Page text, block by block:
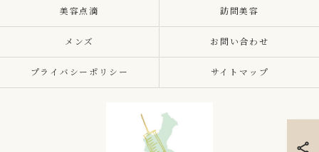
美容点滴 訪問美容
メンズ お問い合わせ
プライバシーポリシー サイトマップ